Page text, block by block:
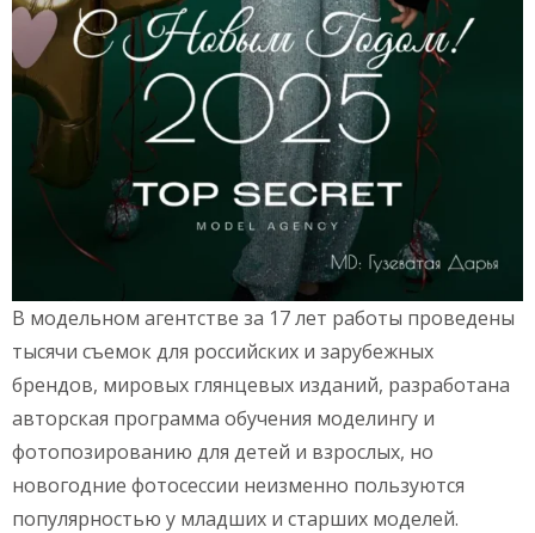
В модельном агентстве за 17 лет работы проведены
тысячи съемок для российских и зарубежных
брендов, мировых глянцевых изданий, разработана
авторская программа обучения моделингу и
фотопозированию для детей и взрослых, но
новогодние фотосессии неизменно пользуются
популярностью у младших и старших моделей.